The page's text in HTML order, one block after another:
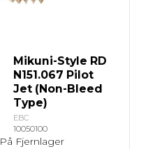
Mikuni-Style RD
N151.067 Pilot
Jet (Non-Bleed
Type)
EBC
10050100
På Fjernlager